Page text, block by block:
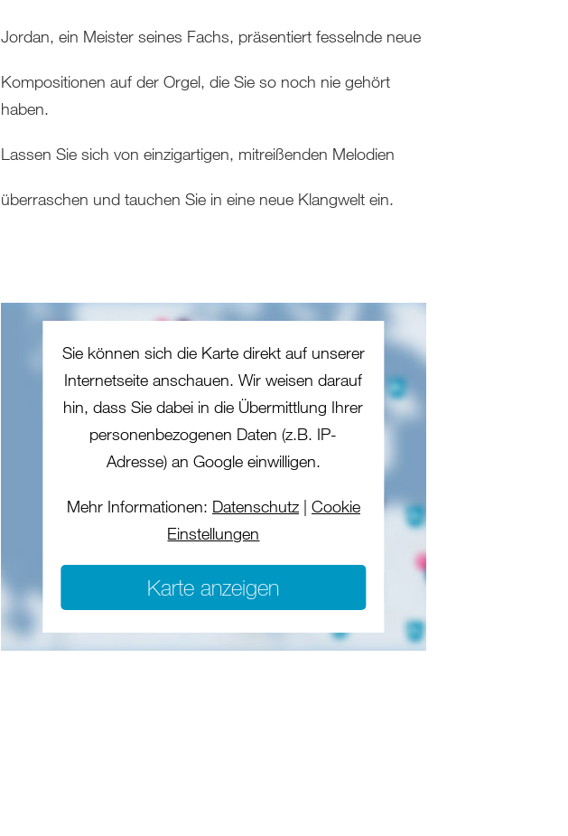
Jordan, ein Meister seines Fachs, präsentiert fesselnde neue
Kompositionen auf der Orgel, die Sie so noch nie gehört
haben.
Lassen Sie sich von einzigartigen, mitreißenden Melodien
überraschen und tauchen Sie in eine neue Klangwelt ein.
Sie können sich die Karte direkt auf unserer
Internetseite anschauen. Wir weisen darauf
hin, dass Sie dabei in die Übermittlung Ihrer
personenbezogenen Daten (z.B. IP-
Adresse) an Google einwilligen.
Mehr Informationen: Datenschutz| Cookie
Einstellungen
Karte anzeigen